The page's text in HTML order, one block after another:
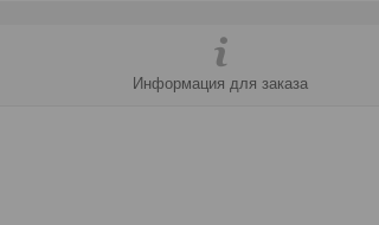
Информация для заказа